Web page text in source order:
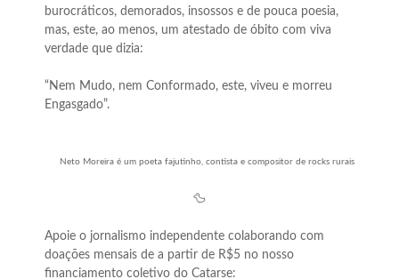
burocráticos, demorados, insossos e de pouca poesia,
mas, este, ao menos, um atestado de óbito com viva
verdade que dizia:
“Nem Mudo, nem Conformado, este, viveu e morreu
Engasgado”.
Neto Moreira é um poeta fajutinho, contista e compositor de rocks rurais
🦆
Apoie o jornalismo independente colaborando com
doações mensais de a partir de R$5 no nosso
financiamento coletivo do Catarse: